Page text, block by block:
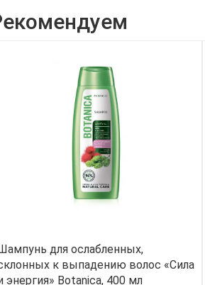
Шампунь для ослабленных,
к выпадению волос «Сила
энергия» Botanica, 400 мл